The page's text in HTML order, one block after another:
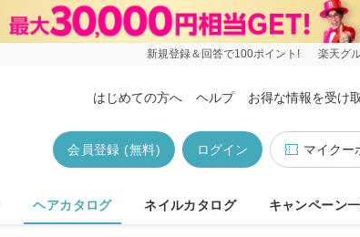
新規登録＆回答で100ポイント! 楽天グ
はじめての方へ ヘルプ お得な情報を受け
マイクー
ログイン
会員登録 (無料)
ヘアカタログ ネイルカタログ キャンペーン